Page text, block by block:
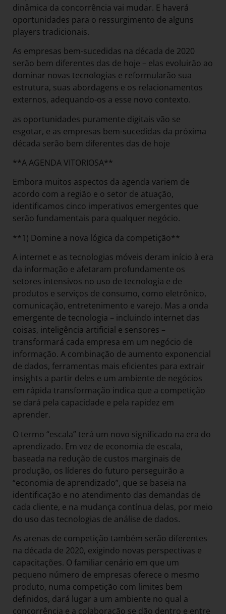
dinâmica da concorrência vai mudar. E haverá
oportunidades para o ressurgimento de alguns
players tradicionais.
As empresas bem-sucedidas na década de 2020
serão bem diferentes das de hoje – elas evoluirão ao
dominar novas tecnologias e reformularão sua
estrutura, suas abordagens e os relacionamentos
externos, adequando-os a esse novo contexto.
as oportunidades puramente digitais vão se
esgotar, e as empresas bem-sucedidas da próxima
década serão bem diferentes das de hoje
**A AGENDA VITORIOSA**
Embora muitos aspectos da agenda variem de
acordo com a região e o setor de atuação,
identificamos cinco imperativos emergentes que
serão fundamentais para qualquer negócio.
**1) Domine a nova lógica da competição**
A internet e as tecnologias móveis deram início à era
da informação e afetaram profundamente os
setores intensivos no uso de tecnologia e de
produtos e serviços de consumo, como eletrônico,
comunicação, entretenimento e varejo. Mas a onda
emergente de tecnologia – incluindo internet das
coisas, inteligência artificial e sensores –
transformará cada empresa em um negócio de
informação. A combinação de aumento exponencial
de dados, ferramentas mais eficientes para extrair
insights a partir deles e um ambiente de negócios
em rápida transformação indica que a competição
se dará pela capacidade e pela rapidez em
aprender.
O termo “escala” terá um novo significado na era do
aprendizado. Em vez de economia de escala,
baseada na redução de custos marginais de
produção, os líderes do futuro perseguirão a
“economia de aprendizado”, que se baseia na
identificação e no atendimento das demandas de
cada cliente, e na mudança contínua delas, por meio
do uso das tecnologias de análise de dados.
As arenas de competição também serão diferentes
na década de 2020, exigindo novas perspectivas e
capacitações. O familiar cenário em que um
pequeno número de empresas oferece o mesmo
produto, numa competição com limites bem
definidos, dará lugar a um ambiente no qual a
concorrência e a colaboração se dão dentro e entre